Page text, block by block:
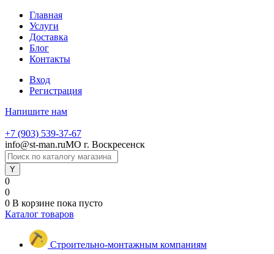
Главная
Услуги
Доставка
Блог
Контакты
Вход
Регистрация
Напишите нам
+7 (903) 539-37-67
info@st-man.ruМО г. Воскресенск
0
0
0 В корзине пока пусто
Каталог товаров
Строительно-монтажным компаниям